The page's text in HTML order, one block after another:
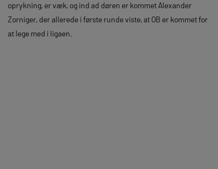
oprykning, er væk, og ind ad døren er kommet Alexander
Zorniger, der allerede i første runde viste, at OB er kommet for
at lege med i ligaen.